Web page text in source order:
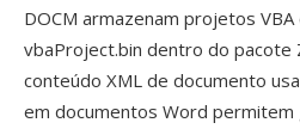
DOCM armazenam projetos
vbaProject.bin dentro do pacote
conteúdo XML de documento
em documentos Word permitem